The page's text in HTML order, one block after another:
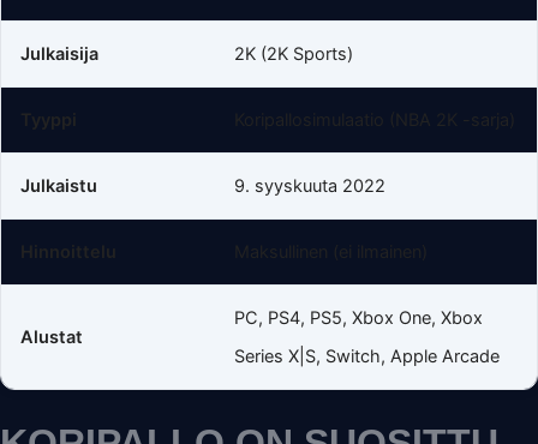
Julkaisija 2K (2K Sports)
Tyyppi Koripallosimulaatio (NBA 2K -sarja)
Julkaistu 9. syyskuuta 2022
Hinnoittelu Maksullinen (ei ilmainen)
Alustat
PC, PS4, PS5, Xbox One, Xbox
Series X|S, Switch, Apple Arcade